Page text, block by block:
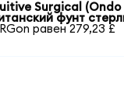
Surgical (Ondo
фунт
равен 279,23 £